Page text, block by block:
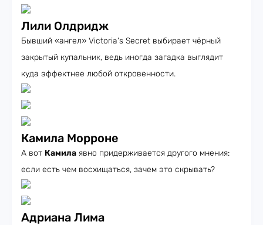
Лили Олдридж
Бывший «ангел» Victoria's Secret выбирает чёрный
закрытый купальник, ведь иногда загадка выглядит
куда эффектнее любой откровенности.
Камила Морроне
А вот Камила явно придерживается другого мнения:
если есть чем восхищаться, зачем это скрывать?
Адриана Лима